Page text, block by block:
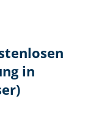
in